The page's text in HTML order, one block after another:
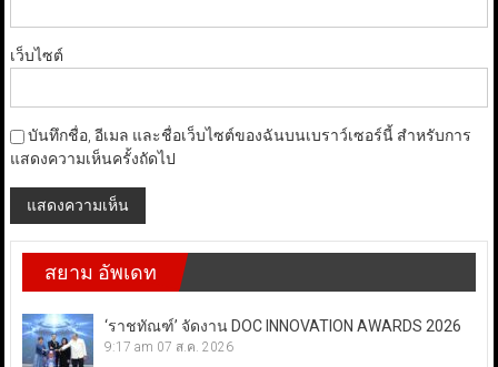
เว็บไซต์
บันทึกชื่อ, อีเมล และชื่อเว็บไซต์ของฉันบนเบราว์เซอร์นี้ สำหรับการ
แสดงความเห็นครั้งถัดไป
สยาม อัพเดท
‘ราชทัณฑ์’ จัดงาน DOC INNOVATION AWARDS 2026
9:17 am 07 ส.ค. 2026